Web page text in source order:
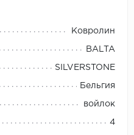
Millenium
Natisston
Ковролин
BALTA
SILVERSTONE
Бельгия
войлок
4